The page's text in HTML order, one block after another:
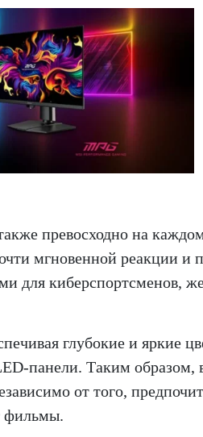
превосходно на
мгновенной реакции и
для киберспортсменов,
глубокие и яркие
панели. Таким образом,
от того,
фильмы.